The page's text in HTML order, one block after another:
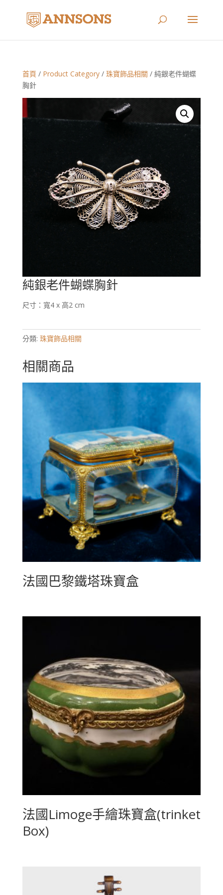
首頁 / Product Category/ 珠寶飾品相關 / 純銀老件蝴蝶
胸針
純銀老件蝴蝶胸針
尺寸：寬4 x 高2 cm
分類: 珠寶飾品相關
相關商品
法國巴黎鐵塔珠寶盒
法國Limoge手繪珠寶盒(trinket
Box)